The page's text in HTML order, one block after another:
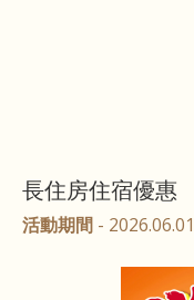
長住房住宿優惠
活動期間 -